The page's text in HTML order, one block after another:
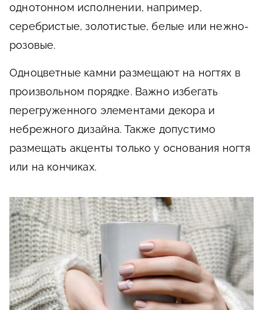
однотонном исполнении, например,
серебристые, золотистые, белые или нежно-
розовые.
Одноцветные камни размещают на ногтях в
произвольном порядке. Важно избегать
перегруженного элементами декора и
небрежного дизайна. Также допустимо
размещать акценты только у основания ногтя
или на кончиках.